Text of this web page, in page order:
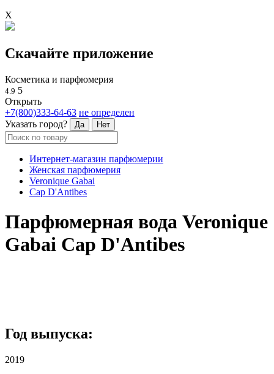
X
Скачайте приложение
Косметика и парфюмерия
4.9 5
Открыть
+7(800)333-64-63 не определен
Указать город?
Да Нет
Интернет-магазин парфюмерии
Женская парфюмерия
Veronique Gabai
Cap D'Antibes
Парфюмерная вода Veronique
Gabai Cap D'Antibes
Год выпуска:
2019